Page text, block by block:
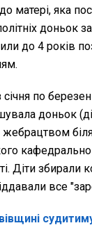
матері, яка
доньок
до 4 років
по
доньок
жебрацтвом
Діти збирали
все